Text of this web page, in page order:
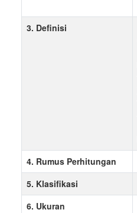
3. Definisi
4. Rumus Perhitungan
5. Klasifikasi
6. Ukuran